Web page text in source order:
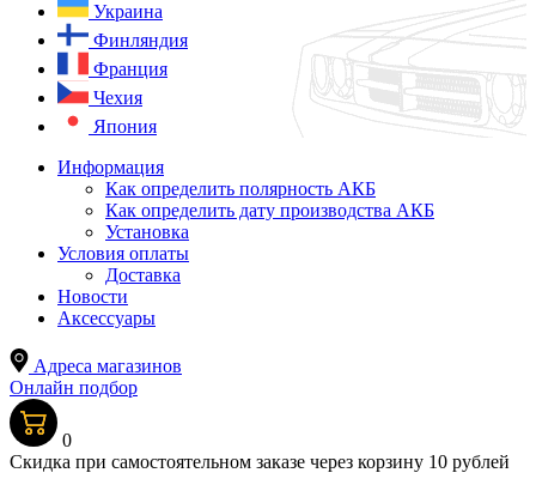
Украина
Финляндия
Франция
Чехия
Япония
Информация
Как определить полярность АКБ
Как определить дату производства АКБ
Установка
Условия оплаты
Доставка
Новости
Аксессуары
Адреса магазинов
Онлайн подбор
0
Скидка при самостоятельном заказе через корзину 10 рублей